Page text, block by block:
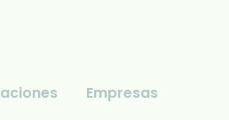
Empresas